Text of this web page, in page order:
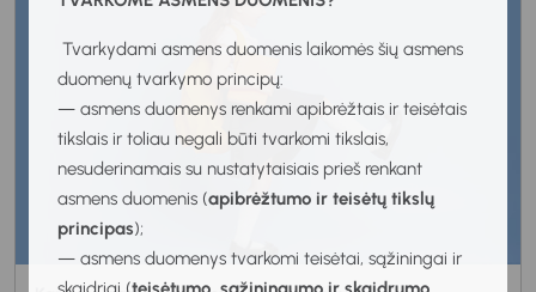
Tvarkydami asmens duomenis laikomės šių asmens
duomenų tvarkymo principų:
— asmens duomenys renkami apibrėžtais ir teisėtais
tikslais ir toliau negali būti tvarkomi tikslais,
nesuderinamais su nustatytaisiais prieš renkant
asmens duomenis (apibrėžtumo ir teisėtų tikslų
principas);
— asmens duomenys tvarkomi teisėtai, sąžiningai ir